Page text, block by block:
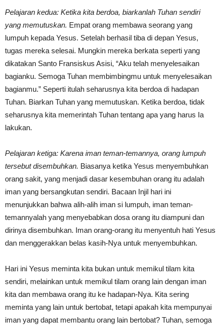
Pelajaran kedua: Ketika kita berdoa, biarkanlah Tuhan sendiri
yang memutuskan. Empat orang membawa seorang yang
lumpuh kepada Yesus. Setelah berhasil tiba di depan Yesus,
tugas mereka selesai. Mungkin mereka berkata seperti yang
dikatakan Santo Fransiskus Asisi, “Aku telah menyelesaikan
bagianku. Semoga Tuhan membimbingmu untuk menyelesaikan
bagianmu.” Seperti itulah seharusnya kita berdoa di hadapan
Tuhan. Biarkan Tuhan yang memutuskan. Ketika berdoa, tidak
seharusnya kita memerintah Tuhan tentang apa yang harus Ia
lakukan.
Pelajaran ketiga: Karena iman teman-temannya, orang lumpuh
tersebut disembuhkan. Biasanya ketika Yesus menyembuhkan
orang sakit, yang menjadi dasar kesembuhan orang itu adalah
iman yang bersangkutan sendiri. Bacaan Injil hari ini
menunjukkan bahwa alih-alih iman si lumpuh, iman teman-
temannyalah yang menyebabkan dosa orang itu diampuni dan
dirinya disembuhkan. Iman orang-orang itu menyentuh hati Yesus
dan menggerakkan belas kasih-Nya untuk menyembuhkan.
Hari ini Yesus meminta kita bukan untuk memikul tilam kita
sendiri, melainkan untuk memikul tilam orang lain dengan iman
kita dan membawa orang itu ke hadapan-Nya. Kita sering
meminta yang lain untuk bertobat, tetapi apakah kita mempunyai
iman yang dapat membantu orang lain bertobat? Tuhan, semoga